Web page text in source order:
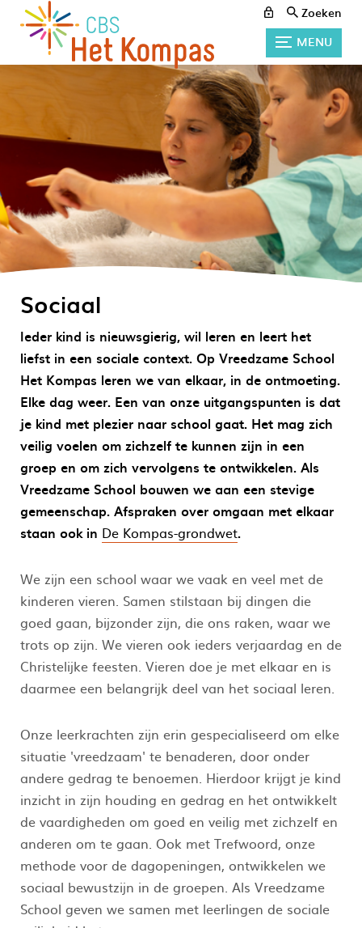
Zoeken
MENU
Sociaal
Ieder kind is nieuwsgierig, wil leren en leert het
liefst in een sociale context. Op Vreedzame School
Het Kompas leren we van elkaar, in de ontmoeting.
Elke dag weer. Een van onze uitgangspunten is dat
je kind met plezier naar school gaat. Het mag zich
veilig voelen om zichzelf te kunnen zijn in een
groep en om zich vervolgens te ontwikkelen. Als
Vreedzame School bouwen we aan een stevige
gemeenschap. Afspraken over omgaan met elkaar
staan ook in De Kompas-grondwet.
We zijn een school waar we vaak en veel met de
kinderen vieren. Samen stilstaan bij dingen die
goed gaan, bijzonder zijn, die ons raken, waar we
trots op zijn. We vieren ook ieders verjaardag en de
Christelijke feesten. Vieren doe je met elkaar en is
daarmee een belangrijk deel van het sociaal leren.
Onze leerkrachten zijn erin gespecialiseerd om elke
situatie 'vreedzaam' te benaderen, door onder
andere gedrag te benoemen. Hierdoor krijgt je kind
inzicht in zijn houding en gedrag en het ontwikkelt
de vaardigheden om goed en veilig met zichzelf en
anderen om te gaan. Ook met Trefwoord, onze
methode voor de dagopeningen, ontwikkelen we
sociaal bewustzijn in de groepen. Als Vreedzame
School geven we samen met leerlingen de sociale